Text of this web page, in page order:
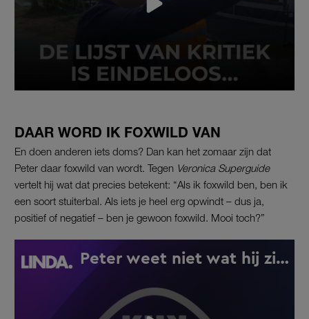
DAAR WORD IK FOXWILD VAN
En doen anderen iets doms? Dan kan het zomaar zijn dat
Peter daar foxwild van wordt. Tegen Veronica Superguide
vertelt hij wat dat precies betekent: “Als ik foxwild ben, ben ik
een soort stuiterbal. Als iets je heel erg opwindt – dus ja,
positief of negatief – ben je gewoon foxwild. Mooi toch?”